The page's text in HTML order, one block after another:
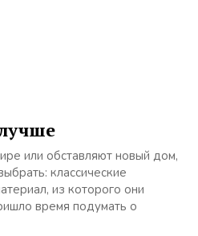
или обставляют новый дом,
классические
из которого они
время подумать о